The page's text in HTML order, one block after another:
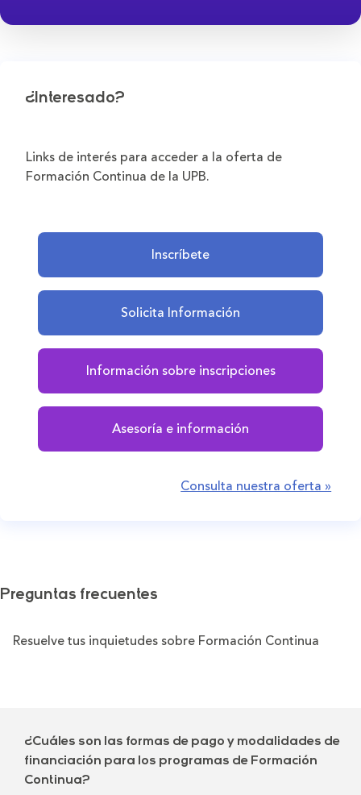
¿Interesado?
Links de interés para acceder a la oferta de
Formación Continua de la UPB.
Inscríbete
Solicita Información
Información sobre inscripciones
Asesoría e información
Consulta nuestra oferta »
Preguntas frecuentes
Resuelve tus inquietudes sobre Formación Continua
¿Cuáles son las formas de pago y modalidades de
financiación para los programas de Formación
Continua?